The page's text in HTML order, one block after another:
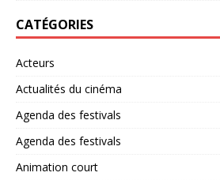
CATÉGORIES
Acteurs
Actualités du cinéma
Agenda des festivals
Agenda des festivals
Animation court